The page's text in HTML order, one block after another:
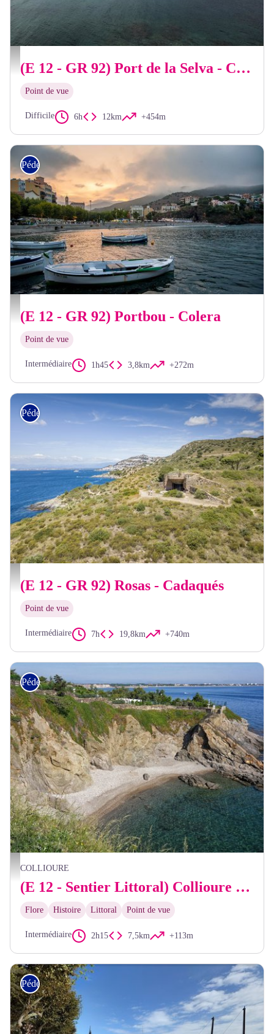
(E 12 - GR 92) Port de la Selva - Cadaqués
Point de vue
Difficile 6h 12km +454m
Pédestre
(E 12 - GR 92) Portbou - Colera
Point de vue
Intermédiaire 1h45 3,8km +272m
Pédestre
(E 12 - GR 92) Rosas - Cadaqués
Point de vue
Intermédiaire 7h 19,8km +740m
Plage - CCACVI
Pédestre
COLLIOURE
(E 12 - Sentier Littoral) Collioure - Argelès
Flore Histoire Littoral Point de vue
Intermédiaire 2h15 7,5km +113m
Pédestre